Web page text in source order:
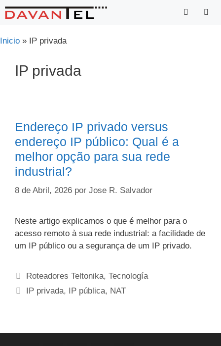
Saltar
para
conteúdo
Inicio » IP privada
IP privada
Endereço IP privado versus
endereço IP público: Qual é a
melhor opção para sua rede
industrial?
8 de Abril, 2026 por Jose R. Salvador
Neste artigo explicamos o que é melhor para o
acesso remoto à sua rede industrial: a facilidade de
um IP público ou a segurança de um IP privado.
Categorias
Roteadores Teltonika,Tecnología
Etiquetas
IP privada, IP pública, NAT